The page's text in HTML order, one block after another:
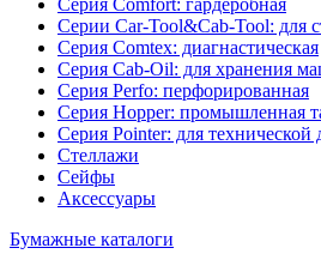
Серия Comfort: гардеробная
Серии Car-Tool&Cab-Tool: для
Серия Comtex: диагнастическая
Серия Cab-Oil: для хранения
Серия Perfo: перфорированная
Серия Hopper: промышленная
Серия Pointer: для технической
Стеллажи
Сейфы
Аксессуары
Бумажные каталоги